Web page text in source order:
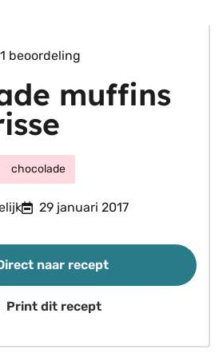
beoordeling
muffins
chocolade
29 januari 2017
naar recept
Print dit recept